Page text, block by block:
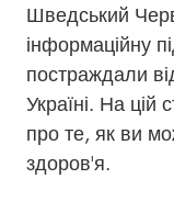
Шведський
інформаційну
постраждали
Україні. На цій
про те, як ви
здоров'я.